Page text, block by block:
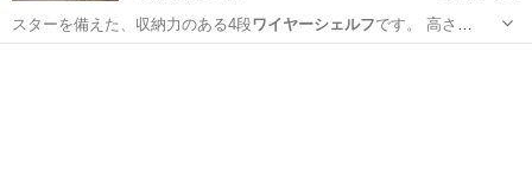
スターを備えた、収納力のある4段ワイヤーシェルフです。 高さ
85cm×幅39c…